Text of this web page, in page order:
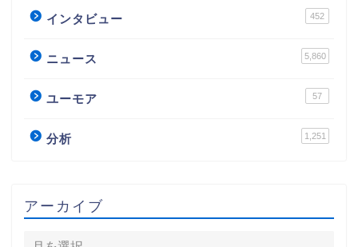
インタビュー 452
ニュース 5,860
ユーモア 57
分析 1,251
アーカイブ